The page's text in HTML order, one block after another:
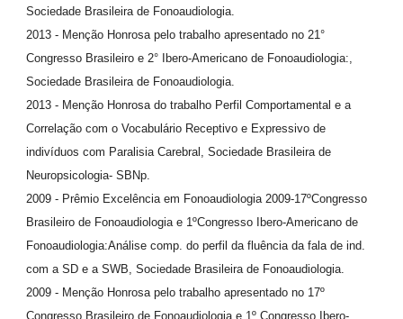
Sociedade Brasileira de Fonoaudiologia.
2013 - Menção Honrosa pelo trabalho apresentado no 21°
Congresso Brasileiro e 2° Ibero-Americano de Fonoaudiologia:,
Sociedade Brasileira de Fonoaudiologia.
2013 - Menção Honrosa do trabalho Perfil Comportamental e a
Correlação com o Vocabulário Receptivo e Expressivo de
indivíduos com Paralisia Carebral, Sociedade Brasileira de
Neuropsicologia- SBNp.
2009 - Prêmio Excelência em Fonoaudiologia 2009-17ºCongresso
Brasileiro de Fonoaudiologia e 1ºCongresso Ibero-Americano de
Fonoaudiologia:Análise comp. do perfil da fluência da fala de ind.
com a SD e a SWB, Sociedade Brasileira de Fonoaudiologia.
2009 - Menção Honrosa pelo trabalho apresentado no 17º
Congresso Brasileiro de Fonoaudiologia e 1º Congresso Ibero-